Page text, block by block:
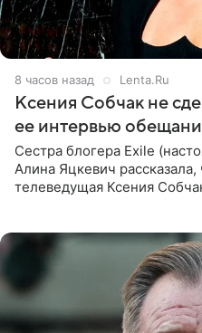
8 часов назад Lenta.Ru
Ксения Собчак не
ее интервью
Сестра блогера Exile
Алина Яцкевич
телеведущая Ксения